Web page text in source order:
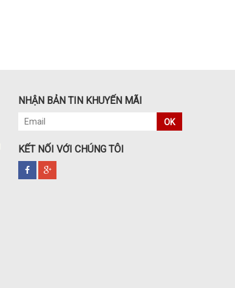
NHẬN BẢN TIN KHUYẾN MÃI
OK
KẾT NỐI VỚI CHÚNG TÔI